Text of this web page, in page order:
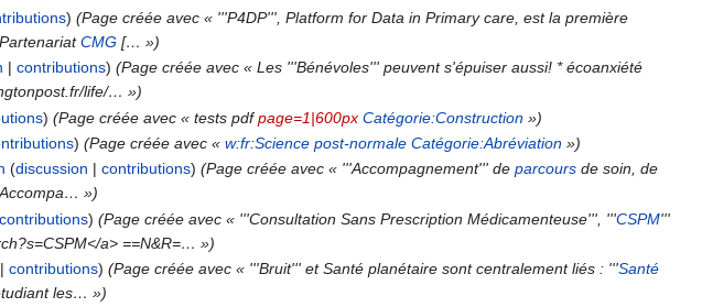
) (Page créée avec « '''P4DP''', Platform for Data in Primary care, est la première
CMG [… »)
|contributions) (Page créée avec « Les '''Bénévoles''' peuvent s'épuiser aussi! * écoanxiété
life/… »)
) (Page créée avec « tests pdfpage=1|600px Catégorie:Construction »)
) (Page créée avec «w:fr:Science post-normale Catégorie:Abréviation »)
(discussion |contributions) (Page créée avec « '''Accompagnement''' deparcours de soin, de
»)
contributions) (Page créée avec « '''Consultation Sans Prescription Médicamenteuse''', '''CSPM'''
a> ==N&R=… »)
|contributions) (Page créée avec « '''Bruit''' et Santé planétaire sont centralement liés : '''Santé
les… »)